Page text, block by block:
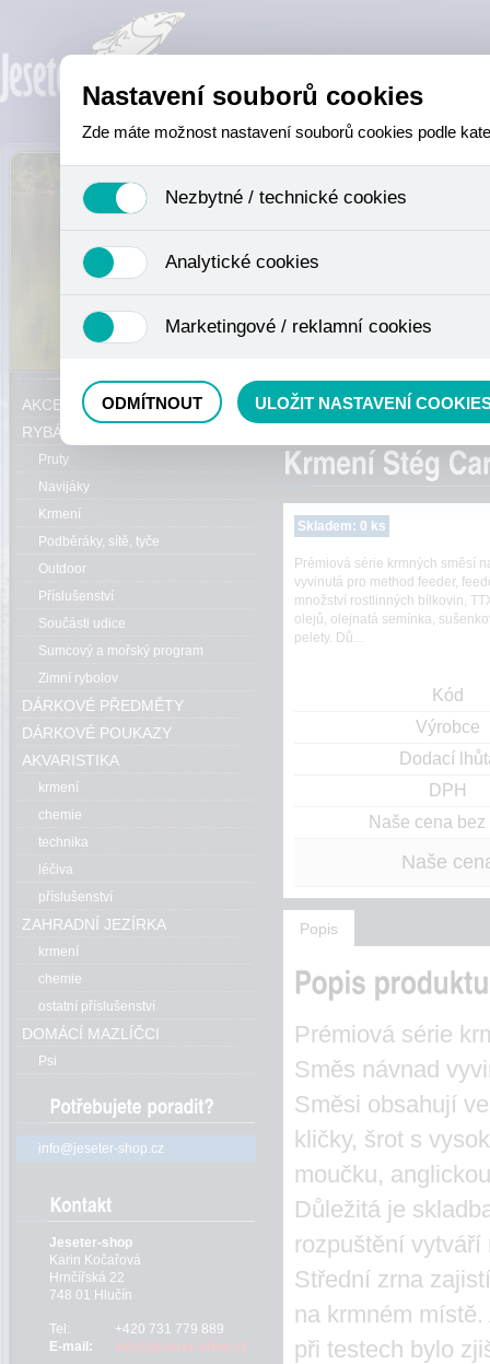
Právě se nacházíte:
Method mixy
Skladem: 0 ks
Prémiová série krmných směsí
vyvinutá pro method feeder,
množství rostlinných bílkovin,
olejů, olejnatá semínka,
pelety. Dů...
Kód
Výrobce
Dodací
DPH
Naše cena
Naše
Popis
Prémiová série
Směs návnad
Směsi obsahují
kličky, šrot s
moučku,
Důležitá je
rozpuštění
Střední zrna
na krmném
při testech bylo
AKCE, SLEVY, VÝPRODEJ
RYBÁŘSKÝ SORTIMENT
Pruty
Navijáky
Krmení
Podběráky, sítě, tyče
Outdoor
Příslušenství
Součásti udice
Sumcový a mořský program
Zimní rybolov
DÁRKOVÉ PŘEDMĚTY
DÁRKOVÉ POUKAZY
AKVARISTIKA
krmení
chemie
technika
léčiva
příslušenství
ZAHRADNÍ JEZÍRKA
krmení
chemie
ostatní příslušenství
DOMÁCÍ MAZLÍČCI
Psi
info@jeseter-shop.cz
Jeseter-shop
Karin Kočařová
Hrnčířská 22
748 01 Hlučín
Tel:
+420 731 779 889
E-mail:
info@jeseter-shop.cz
Nastavení souborů cookies
Zde máte možnost nastavení souborů cookies podle
Nezbytné / technické cookies
se mimo jiné k ukládání produktů v nákupním košíku,
není zapotřebí Váš souhlas a není možné jej ani odebrat.
Analytické cookies
nejedná o osobní údaje, protože anonymizované cookies
odkazy, prohlížené zboží apod.
Marketingové / reklamní cookies
ODMÍTNOUT ULOŽIT NASTAVENÍ